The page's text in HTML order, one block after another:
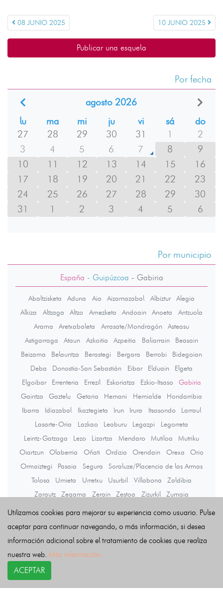
08 JUNIO 2025 10 JUNIO 2025
Publicar una esquela
Por fecha
agosto 2026
lu
ma mi ju vi sá
do
27
28 29 30 31 1
2
3
4 5 6 7 8
9
10
11 12 13 14 15
16
17
18 19 20 21 22
23
24
25 26 27 28 29
30
31
1 2 3 4 5 6
Por municipio
España - Guipúzcoa - Gabiria
Abaltzisketa Aduna Aia Aizarnazabal Albiztur
Alegia
Alkiza
Altzaga Altzo Amezketa Andoain Anoeta
Antzuola
Arama
Aretxabaleta Arrasate/Mondragón
Asteasu
Astigarraga
Ataun Azkoitia Azpeitia Baliarrain
Beasain
Beizama
Belauntza Berastegi Bergara Berrobi
Bidegoian
Deba
Donostia-San Sebastián Eibar Elduain
Elgeta
Elgoibar
Errenteria Errezil Eskoriatza Ezkio-Itsaso
Gabiria
Gaintza
Gaztelu Getaria Hernani Hernialde
Hondarribia
Ibarra
Idiazabal Ikaztegieta Irun Irura Itsasondo
Larraul
Lasarte-Oria
Lazkao Leaburu Legazpi
Legorreta
Leintz-Gatzaga
Lezo Lizartza Mendaro Mutiloa
Mutriku
Oiartzun
Olaberria Oñati Ordizia Orendain Orexa
Orio
Ormaiztegi
Pasaia Segura
Soraluze/Placencia de las Armas
Tolosa
Urnieta Urretxu Usurbil Villabona
Zaldibia
Zarautz
Zegama Zerain Zestoa Zizurkil
Zumaia
Últimas noticias
Utilizamos cookies para mejorar su experiencia como usuario. Pulse
aceptar para continuar navegando, o más información, si desea
información adicional sobre el tratamiento de cookies que realiza
nuestra web. Más información
ACEPTAR